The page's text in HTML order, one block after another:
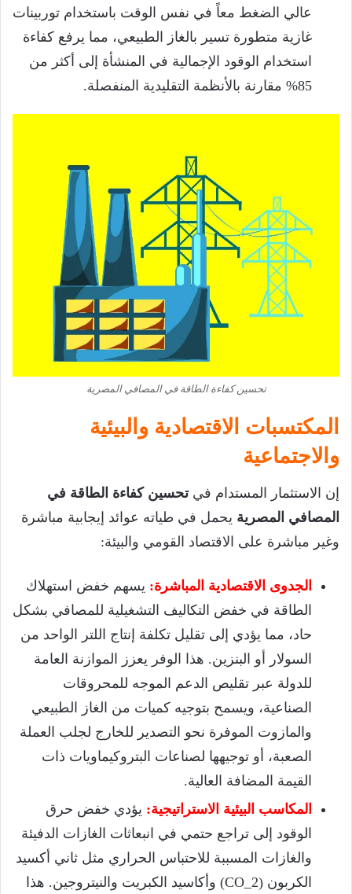
عالي الضغط معاً في نفس الوقت باستخدام توربينات
غازية متطورة تسير بالغاز الطبيعي، مما يرفع كفاءة
استخدام الوقود الإجمالية في المنشأة إلى أكثر من
85% مقارنة بالأنظمة التقليدية المنفصلة.
تحسين كفاءة الطاقة في المصافي المصرية
المكتسبات الاقتصادية والبيئية
والاجتماعية
إن الاستثمار المستدام فيتحسين كفاءة الطاقة في
المصافي المصرية يحمل في طياته عوائد إيجابية مباشرة
وغير مباشرة على الاقتصاد القومي والبيئة:
الجدوى الاقتصادية المباشرة: يسهم خفض استهلاك
الطاقة في خفض التكاليف التشغيلية للمصافي بشكل
حاد، مما يؤدي إلى تقليل تكلفة إنتاج اللتر الواحد من
السولار أو البنزين. هذا الوفر يعزز الموازنة العامة
للدولة عبر تقليص الدعم الموجه للمحروقات
الصناعية، ويسمح بتوجيه كميات من الغاز الطبيعي
والمازوت الموفرة نحو التصدير للخارج لجلب العملة
الصعبة، أو توجيهها لصناعات البتروكيماويات ذات
القيمة المضافة العالية.
المكاسب البيئية الاستراتيجية: يؤدي خفض حرق
الوقود إلى تراجع حتمي في انبعاثات الغازات الدفيئة
والغازات المسببة للاحتباس الحراري مثل ثاني أكسيد
الكربون (CO_2) وأكاسيد الكبريت والنيتروجين. هذا